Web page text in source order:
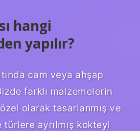
hangi
yapılır?
cam veya ahşap
farklı malzemelerin
olarak tasarlanmış ve
ayrılmış kokteyl